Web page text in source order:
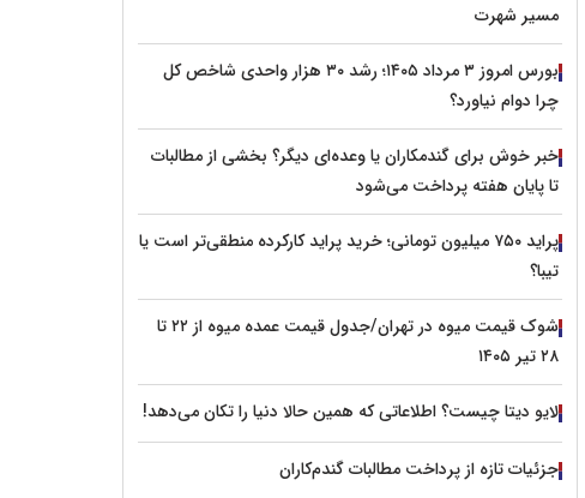
مسیر شهرت
بورس امروز ۳ مرداد ۱۴۰۵؛ رشد ۳۰ هزار واحدی شاخص کل
چرا دوام نیاورد؟
خبر خوش برای گندمکاران یا وعده‌ای دیگر؟ بخشی از مطالبات
تا پایان هفته پرداخت می‌شود
پراید ۷۵۰ میلیون تومانی؛ خرید پراید کارکرده منطقی‌تر است یا
تیبا؟
شوک قیمت میوه در تهران/جدول قیمت عمده میوه از ۲۲ تا
۲۸ تیر ۱۴۰۵
لایو دیتا چیست؟ اطلاعاتی که همین حالا دنیا را تکان می‌دهد!
جزئیات تازه از پرداخت مطالبات گندم‌کاران